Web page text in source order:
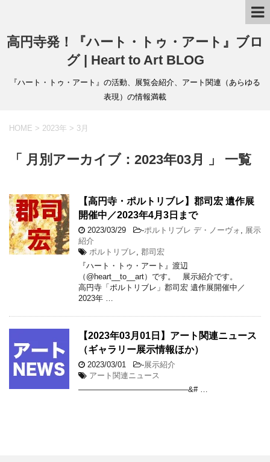
高円寺発！『ハート・トゥ・アート』ブロ
グ | Heart to Art BLOG
『ハート・トゥ・アート』の活動、展覧会紹介、アート関連（あらゆる
表現）の情報満載
HOME > 2023年 > 3月
「 月別アーカイブ：2023年03月 」 一覧
【高円寺・ポルトリブレ】郡司宏 遺作展
開催中／2023年4月3日まで
2023/03/29 -ポルトリブレ デ・ノーヴォ
展示
紹介
ポルトリブレ 郡司宏
『ハート・トゥ・アート』渡辺
（@heart__to__art）です。 展示紹介です。
高円寺「ポルトリブレ」郡司宏 遺作展開催中／
2023年 …
【2023年03月01日】アート関連ニュース
（ギャラリー展示情報ほか）
2023/03/01 -展示紹介
アート関連ニュース
——————————————&# …